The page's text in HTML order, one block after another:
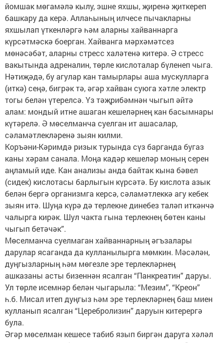
йомшак мөгамәлә кылу, эшне яхшы, җиренә җиткереп
башкару да керә. Аллаһының илчесе пычакларны
яхшылап үткенләргә һәм аларны хайваннарга
күрсәтмәскә боерган. Хайванга мәрхәмәтсез
мөнәсәбәт, аларны стресс халәтенә китерә. Ә стресс
вакытында адреналин, төрле кислоталар бүленеп чыга.
Нәтиҗәдә, бу агулар кан тамырлары аша мускулларга
(иткә) сеңә, бигрәк тә, әгәр хайван суюга хәтле электр
тогы белән үтерелсә. Үз тәҗрибәмнән чыгып әйтә
алам: мондый итне ашаган кешеләрнең кан басымнары
күтәрелә. Ә мөселманча суелган ит ашасалар,
сәламәтлекләренә зыян килми.
Коръәни-Кәримдә ризык турында сүз барганда бугаз
каны хәрам санала. Моңа кадәр кешеләр моның серен
аңламый иде. Кан анализы анда байтак кына бәвел
(сидек) кислотасы барлыгын күрсәтә. Бу кислота азык
белән бергә организмга керсә, сәламәтлеккә агу кебек
зыян итә. Шуңа күрә дә терлекне динебез таләп иткәнчә
чалырга кирәк. Шул чакта гына терлекнең бөтен каны
чыгып бетәчәк”.
Мөселманча суелмаган хайваннарның әгъзалары
дарулар ясаганда да кулланылырга мөмкин. Мәсәлән,
дуңгызларның һәм мөгезле эре терлекләрнең
ашказаны асты бизеннән ясалган “Панкреатин” даруы.
Ул төрле исемнәр белән чыгарыла: “Мезим”, “Креон”
һ.б. Мисал итеп дуңгыз һәм эре терлекләрнең баш миен
кулланып ясалган “Церебролизин” даруын китерергә
була.
Әгәр мөселман кешесе табиб язып биргән даруга хәләл